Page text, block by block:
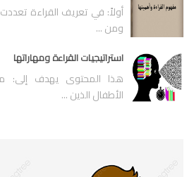
أولاً: في تعريف القراءة تعددت
ومن ...
استراتيجيات القراءة ومهاراتها
هذا المحتوى يهدف إلى:
الأطفال الذين ...